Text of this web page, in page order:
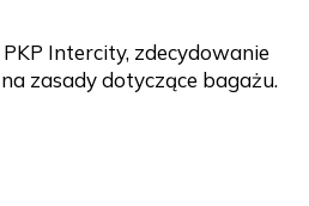
Intercity, zdecydowanie
zasady dotyczące bagażu.